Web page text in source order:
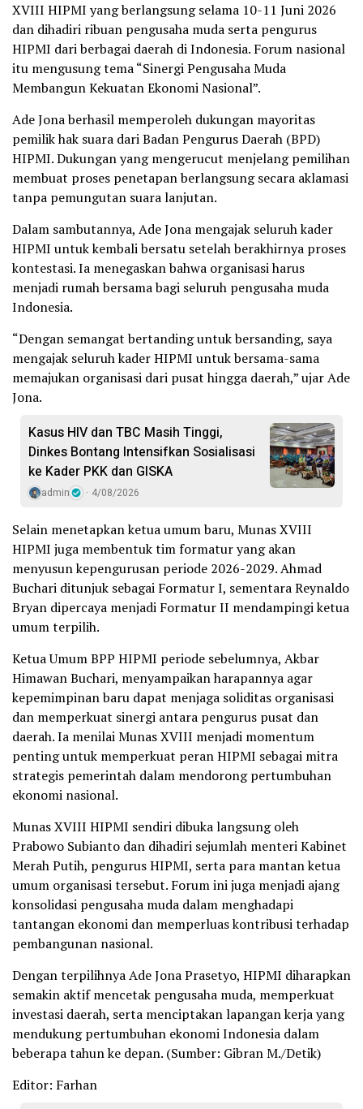
XVIII HIPMI yang berlangsung selama 10-11 Juni 2026
dan dihadiri ribuan pengusaha muda serta pengurus
HIPMI dari berbagai daerah di Indonesia. Forum nasional
itu mengusung tema “Sinergi Pengusaha Muda
Membangun Kekuatan Ekonomi Nasional”.
Ade Jona berhasil memperoleh dukungan mayoritas
pemilik hak suara dari Badan Pengurus Daerah (BPD)
HIPMI. Dukungan yang mengerucut menjelang pemilihan
membuat proses penetapan berlangsung secara aklamasi
tanpa pemungutan suara lanjutan.
Dalam sambutannya, Ade Jona mengajak seluruh kader
HIPMI untuk kembali bersatu setelah berakhirnya proses
kontestasi. Ia menegaskan bahwa organisasi harus
menjadi rumah bersama bagi seluruh pengusaha muda
Indonesia.
“Dengan semangat bertanding untuk bersanding, saya
mengajak seluruh kader HIPMI untuk bersama-sama
memajukan organisasi dari pusat hingga daerah,” ujar Ade
Jona.
Kasus HIV dan TBC Masih Tinggi,
Dinkes Bontang Intensifkan Sosialisasi
ke Kader PKK dan GISKA
admin 4/08/2026
Selain menetapkan ketua umum baru, Munas XVIII
HIPMI juga membentuk tim formatur yang akan
menyusun kepengurusan periode 2026-2029. Ahmad
Buchari ditunjuk sebagai Formatur I, sementara Reynaldo
Bryan dipercaya menjadi Formatur II mendampingi ketua
umum terpilih.
Ketua Umum BPP HIPMI periode sebelumnya, Akbar
Himawan Buchari, menyampaikan harapannya agar
kepemimpinan baru dapat menjaga soliditas organisasi
dan memperkuat sinergi antara pengurus pusat dan
daerah. Ia menilai Munas XVIII menjadi momentum
penting untuk memperkuat peran HIPMI sebagai mitra
strategis pemerintah dalam mendorong pertumbuhan
ekonomi nasional.
Munas XVIII HIPMI sendiri dibuka langsung oleh
Prabowo Subianto dan dihadiri sejumlah menteri Kabinet
Merah Putih, pengurus HIPMI, serta para mantan ketua
umum organisasi tersebut. Forum ini juga menjadi ajang
konsolidasi pengusaha muda dalam menghadapi
tantangan ekonomi dan memperluas kontribusi terhadap
pembangunan nasional.
Dengan terpilihnya Ade Jona Prasetyo, HIPMI diharapkan
semakin aktif mencetak pengusaha muda, memperkuat
investasi daerah, serta menciptakan lapangan kerja yang
mendukung pertumbuhan ekonomi Indonesia dalam
beberapa tahun ke depan. (Sumber: Gibran M./Detik)
Editor: Farhan